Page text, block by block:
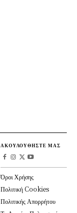
ΑΚΟΥΛΟΥΘΗΣΤΕ ΜΑΣ
Όροι Χρήσης
Πολιτική Cookies
Πολιτικής Απορρήτου